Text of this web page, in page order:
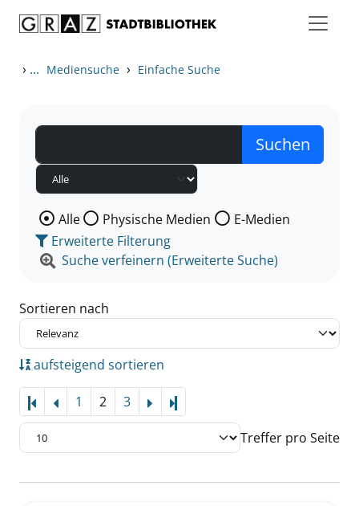
› ... Mediensuche › Einfache Suche
Wählen Sie die Medienart nach der Sie suchen wollen.
Alle Physische Medien
E-Medien
Erweiterte Filterung
Suche verfeinern (Erweiterte Suche)
Sortieren nach
aufsteigend sortieren
1 2 3
Treffer pro Seite